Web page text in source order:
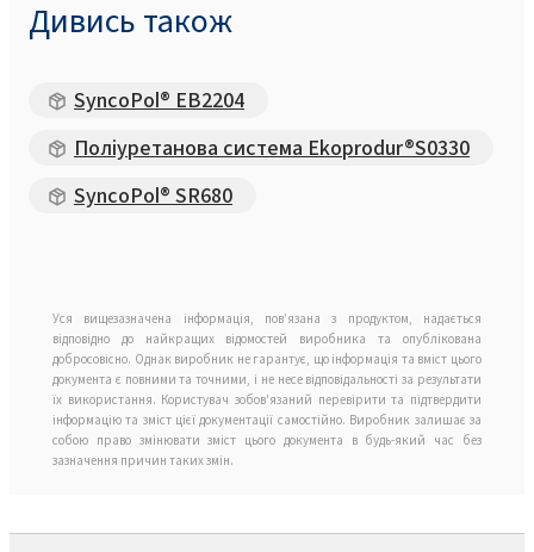
Дивись також
SyncoPol® EB2204
Поліуретанова система Ekoprodur®S0330
SyncoPol® SR680
Уся вищезазначена інформація, пов’язана з продуктом, надається
відповідно до найкращих відомостей виробника та опублікована
добросовісно. Однак виробник не гарантує, що інформація та вміст цього
документа є повними та точними, і не несе відповідальності за результати
їх використання. Користувач зобов'язаний перевірити та підтвердити
інформацію та зміст цієї документації самостійно. Виробник залишає за
собою право змінювати зміст цього документа в будь-який час без
зазначення причин таких змін.